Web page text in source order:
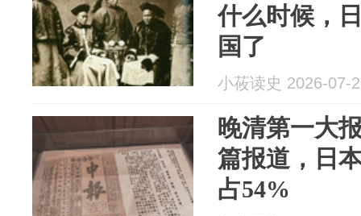
什么时候，
国了
小莜读史 2026-07-
晚清第一大
篇报道，日
占54%